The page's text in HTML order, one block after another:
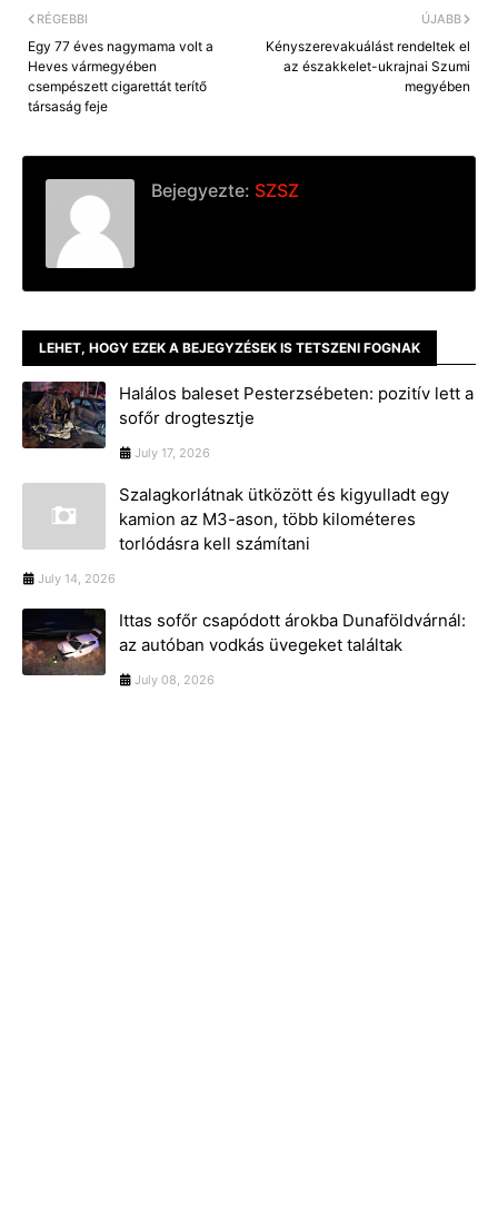
ÚJABB
Kényszerevakuálást rendeltek el
az északkelet-ukrajnai Szumi
megyében
RÉGEBBI
Egy 77 éves nagymama volt a
Heves vármegyében
csempészett cigarettát terítő
társaság feje
Bejegyezte: SZSZ
LEHET, HOGY EZEK A BEJEGYZÉSEK IS TETSZENI FOGNAK
Halálos baleset Pesterzsébeten: pozitív lett a
sofőr drogtesztje
July 17, 2026
Szalagkorlátnak ütközött és kigyulladt egy
kamion az M3-ason, több kilométeres
torlódásra kell számítani
July 14, 2026
Ittas sofőr csapódott árokba Dunaföldvárnál:
az autóban vodkás üvegeket találtak
July 08, 2026